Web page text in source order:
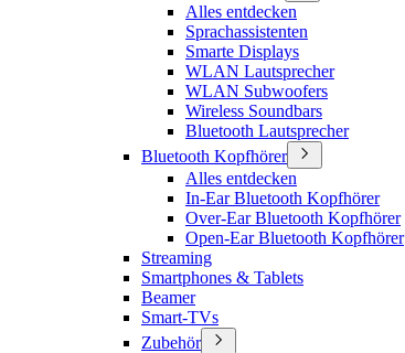
Alles entdecken
Sprachassistenten
Smarte Displays
WLAN Lautsprecher
WLAN Subwoofers
Wireless Soundbars
Bluetooth Lautsprecher
Bluetooth Kopfhörer
Alles entdecken
In-Ear Bluetooth Kopfhörer
Over-Ear Bluetooth Kopfhörer
Open-Ear Bluetooth Kopfhörer
Streaming
Smartphones & Tablets
Beamer
Smart-TVs
Zubehör